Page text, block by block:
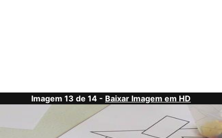
Imagem 13 de 14 - Baixar Imagem em HD